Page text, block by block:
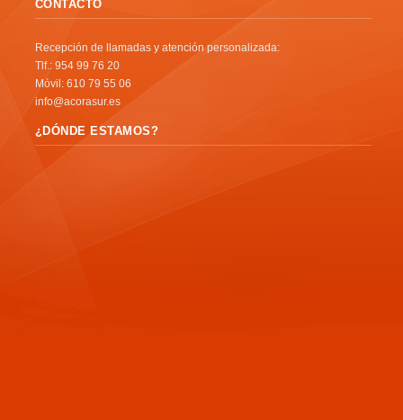
CONTACTO
Recepción de llamadas y atención personalizada:
Tlf.: 954 99 76 20
Móvil: 610 79 55 06
info@acorasur.es
¿DÓNDE ESTAMOS?